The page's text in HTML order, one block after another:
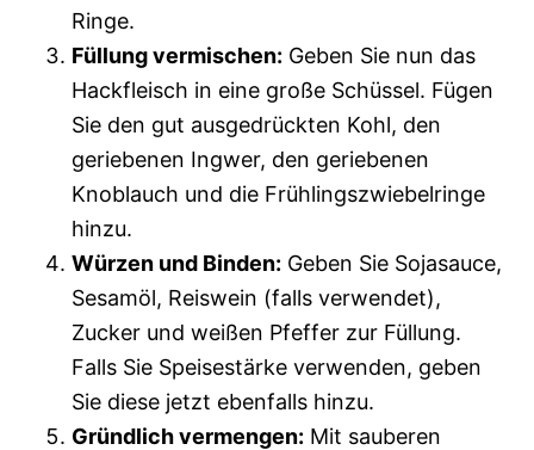
Ringe.
Füllung vermischen: Geben Sie nun das
Hackfleisch in eine große Schüssel. Fügen
Sie den gut ausgedrückten Kohl, den
geriebenen Ingwer, den geriebenen
Knoblauch und die Frühlingszwiebelringe
hinzu.
Würzen und Binden: Geben Sie Sojasauce,
Sesamöl, Reiswein (falls verwendet),
Zucker und weißen Pfeffer zur Füllung.
Falls Sie Speisestärke verwenden, geben
Sie diese jetzt ebenfalls hinzu.
Gründlich vermengen: Mit sauberen